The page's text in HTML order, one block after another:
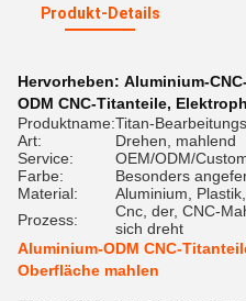
Produkt-Details
Hervorheben: Aluminium-
ODM CNC-Titanteile,
Produktname:Titan-
Art:
Drehen, mahlend
Service:
OEM/ODM/
Farbe:
Besonders
Material:
Aluminium,
Prozess:
Cnc, der, CNC-
sich dreht
Aluminium-ODM CNC-
Oberfläche mahlen